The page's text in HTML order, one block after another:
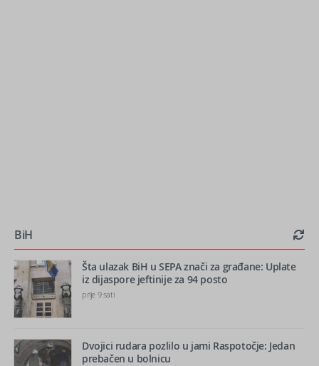
BiH
Šta ulazak BiH u SEPA znači za građane: Uplate
iz dijaspore jeftinije za 94 posto
prije 9 sati
Dvojici rudara pozlilo u jami Raspotočje: Jedan
prebačen u bolnicu